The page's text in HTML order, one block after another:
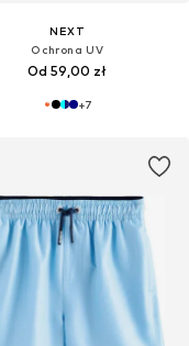
NEXT
Ochrona UV
Od 59,00 zł
+7